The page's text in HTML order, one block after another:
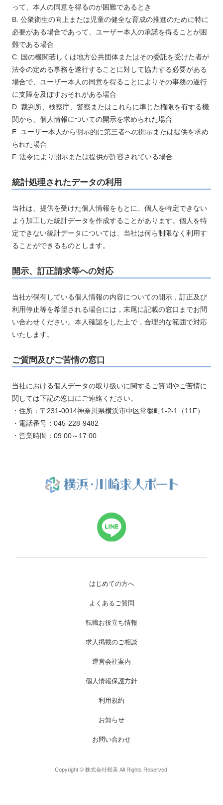
って、本人の同意を得るのが困難であるとき
B. 公衆衛生の向上または児童の健全な育成の推進のために特に
必要がある場合であって、ユーザー本人の承諾を得ることが困
難である場合
C. 国の機関若しくは地方公共団体またはその委託を受けた者が
法令の定める事務を遂行することに対して協力する必要がある
場合で、ユーザー本人の同意を得ることによりその事務の遂行
に支障を及ぼすおそれがある場合
D. 裁判所、検察庁、警察またはこれらに準じた権限を有する機
関から、個人情報についての開示を求められた場合
E. ユーザー本人から明示的に第三者への開示または提供を求め
られた場合
F. 法令により開示または提供が許容されている場合
統計処理されたデータの利用
当社は、提供を受けた個人情報をもとに、個人を特定できない
よう加工した統計データを作成することがあります。個人を特
定できない統計データについては、当社は何ら制限なく利用す
ることができるものとします。
開示、訂正請求等への対応
当社が保有している個人情報の内容についての開示，訂正及び
利用停止等を希望される場合には，末尾に記載の窓口までお問
い合わせください。本人確認をした上で，合理的な範囲で対応
いたします。
ご質問及びご苦情の窓口
当社における個人データの取り扱いに関するご質問やご苦情に
関しては下記の窓口にご連絡ください。
・住所：〒231-0014神奈川県横浜市中区常盤町1-2-1（11F）
・電話番号：045-228-9482
・営業時間：09:00～17:00
はじめての方へ
よくあるご質問
転職お役立ち情報
求人掲載のご相談
運営会社案内
個人情報保護方針
利用規約
お知らせ
お問い合わせ
Copyright © 株式会社桜美 All Rights Reserved.